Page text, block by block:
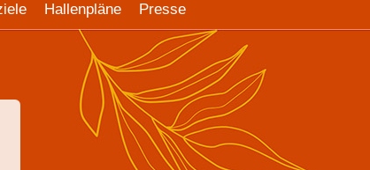
Hallenpläne Presse